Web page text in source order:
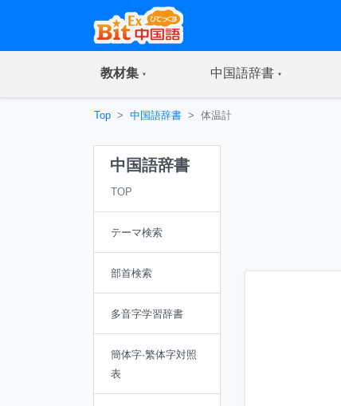
教材集(current) 中国語辞書(current)
Top 中国語辞書 体温計
中国語辞書
TOP
テーマ検索
部首検索
多音字学習辞書
簡体字·繁体字対照
表